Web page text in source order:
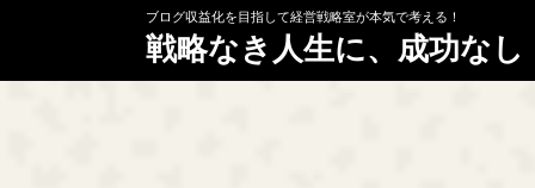
ブログ収益化を目指して経営戦略室が本気で考える！
戦略なき人生に、成功なし